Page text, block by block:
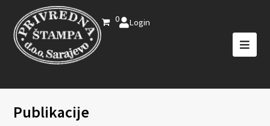
0 Login
Publikacije